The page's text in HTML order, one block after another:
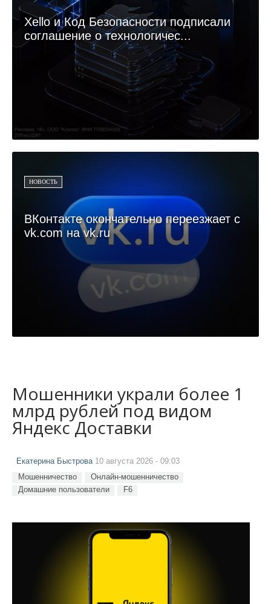
Xello и Код Безопасности подписали
соглашение о технологичес...
НОВОСТЬ
ВКонтакте окончательно переезжает с
vk.com на vk.ru
Мошенники украли более 1
млрд рублей под видом
Яндекс Доставки
Екатерина Быстрова 10 августа 2026 - 09:03
Мошенничество
Онлайн-мошенничество
Домашние пользователи
F6